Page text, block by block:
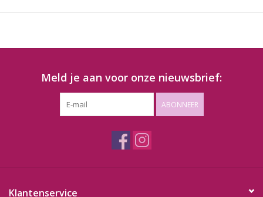
Meld je aan voor onze nieuwsbrief:
ABONNEER
Klantenservice